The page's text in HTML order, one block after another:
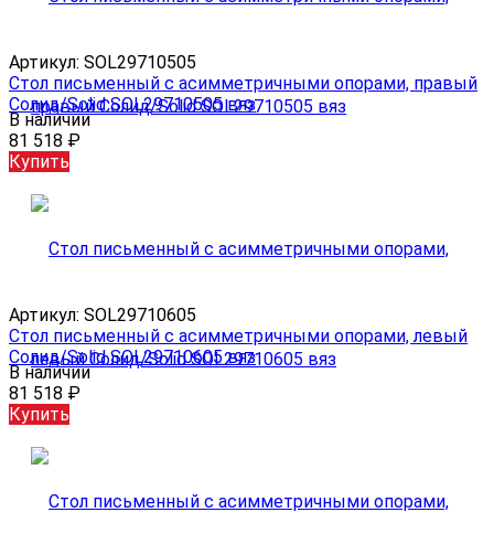
Артикул: SOL29710505
Стол письменный с асимметричными опорами, правый
Солид/Solid SOL29710505 вяз
В наличии
81 518 ₽
Купить
Артикул: SOL29710605
Стол письменный с асимметричными опорами, левый
Солид/Solid SOL29710605 вяз
В наличии
81 518 ₽
Купить